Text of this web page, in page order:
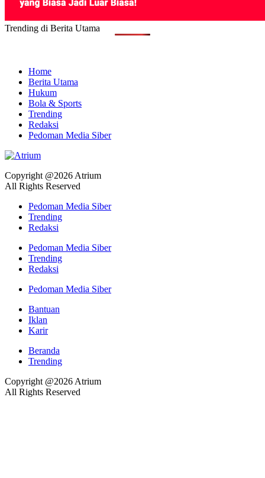
Trending di Berita Utama
Home
Berita Utama
Hukum
Bola & Sports
Trending
Redaksi
Pedoman Media Siber
Copyright @2026 Atrium
All Rights Reserved
Pedoman Media Siber
Trending
Redaksi
Pedoman Media Siber
Trending
Redaksi
Pedoman Media Siber
Bantuan
Iklan
Karir
Beranda
Trending
Copyright @2026 Atrium
All Rights Reserved